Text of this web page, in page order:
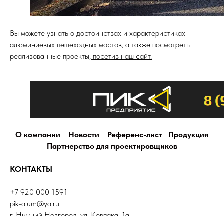
Вы можете узнать о достоинствах и характеристиках
алюминиевых пешеходных мостов, а также посмотреть
реализованные проекты, посетив наш сайт.
О компании Новости Референс-лист
Продукция
Партнерство для проектировщиков
КОНТАКТЫ
+7 920 000 1591
pik-alum@ya.ru